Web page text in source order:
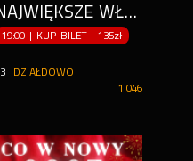
MAŁA ITALIA - NAJWIĘKSZE WŁOSKIE PRZEBOJE
19:00 | KUP-BILET |135zł
DZIAŁDOWO
1 046